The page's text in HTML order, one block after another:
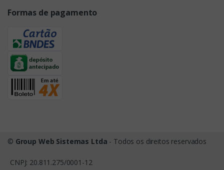
Formas de pagamento
© Group Web Sistemas Ltda - Todos os direitos reservados
CNPJ: 20.811.275/0001-12